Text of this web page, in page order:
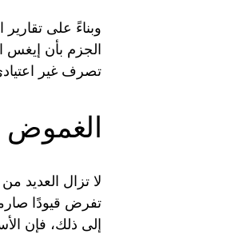
وبناءً على
الجزم بأن إيغس
تصرف غير
الغموض
لا تزال العديد
تفرض قيودًا
إلى ذلك، فإن